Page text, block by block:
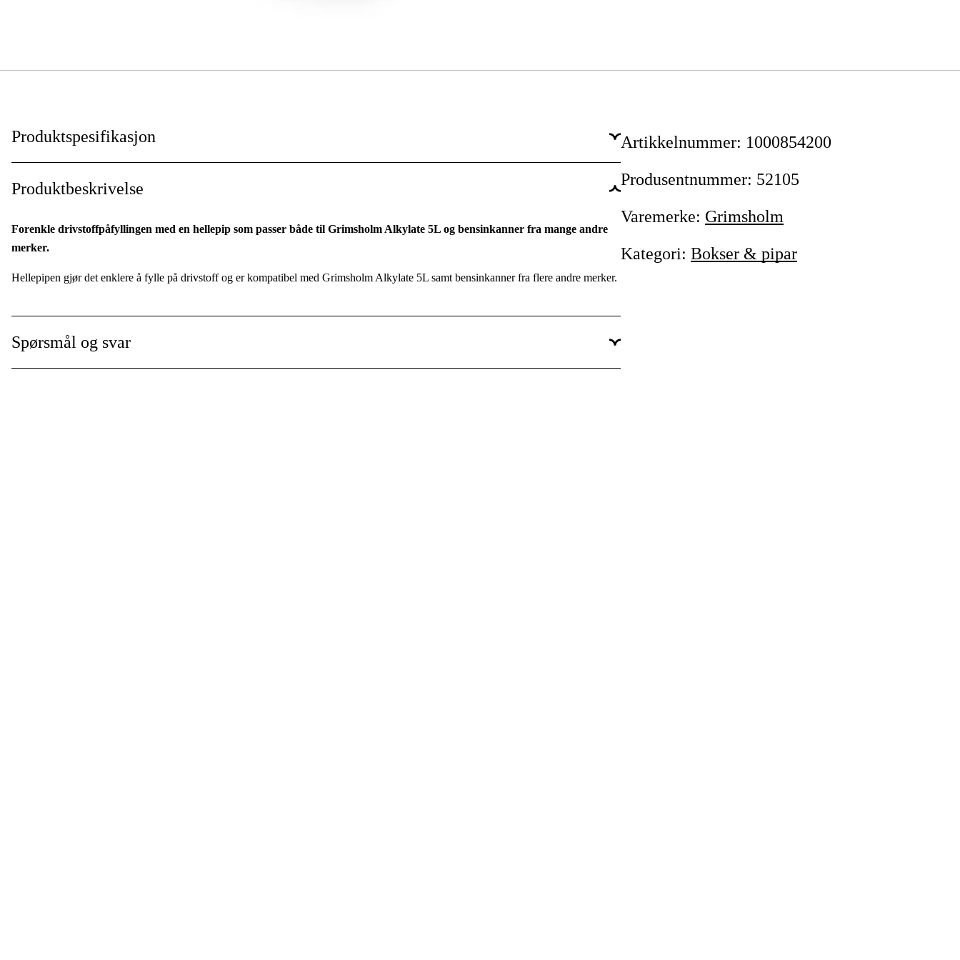
Produktspesifikasjon
Garanti : 0 år
Produktbeskrivelse
Forenkle drivstoffpåfyllingen med en hellepip som passer både til Grimsholm Alkylate 5L og bensinkanner fra mange andre
merker.
Hellepipen gjør det enklere å fylle på drivstoff og er kompatibel med Grimsholm Alkylate 5L samt bensinkanner fra flere andre merker.
Spørsmål og svar
Artikkelnummer: 1000854200
Produsentnummer: 52105
Varemerke: Grimsholm
Kategori: Bokser & pipar